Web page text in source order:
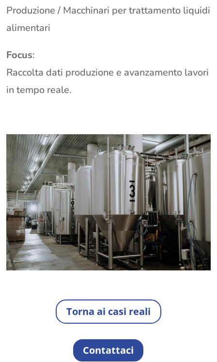
Produzione / Macchinari per trattamento liquidi
alimentari
Focus:
Raccolta dati produzione e avanzamento lavori
in tempo reale.
Torna ai casi reali
Contattaci